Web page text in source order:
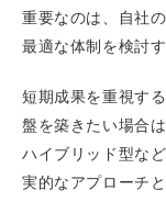
重要なのは、自社
最適な体制を検討す
短期成果を重視す
盤を築きたい場合
ハイブリッド型な
実的なアプローチ